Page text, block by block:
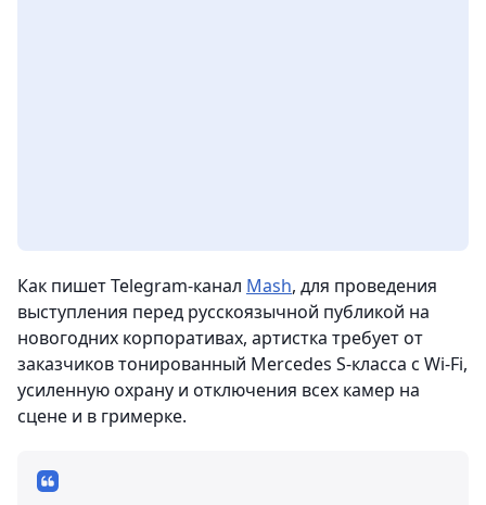
Как пишет Telegram-канал Mash, для проведения
выступления перед русскоязычной публикой на
новогодних корпоративах, артистка требует от
заказчиков тонированный Mercedes S-класса с Wi-Fi,
усиленную охрану и отключения всех камер на
сцене и в гримерке.